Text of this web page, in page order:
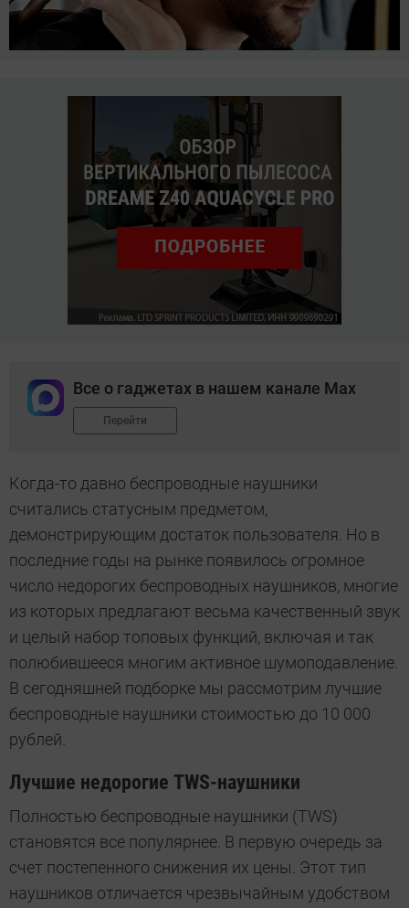
Все о гаджетах в нашем канале Max
Перейти
Когда-то давно беспроводные наушники
считались статусным предметом,
демонстрирующим достаток пользователя. Но в
последние годы на рынке появилось огромное
число недорогих беспроводных наушников, многие
из которых предлагают весьма качественный звук
и целый набор топовых функций, включая и так
полюбившееся многим активное шумоподавление.
В сегодняшней подборке мы рассмотрим лучшие
беспроводные наушники стоимостью до 10 000
рублей.
Лучшие недорогие TWS-наушники
Полностью беспроводные наушники (TWS)
становятся все популярнее. В первую очередь за
счет постепенного снижения их цены. Этот тип
наушников отличается чрезвычайным удобством